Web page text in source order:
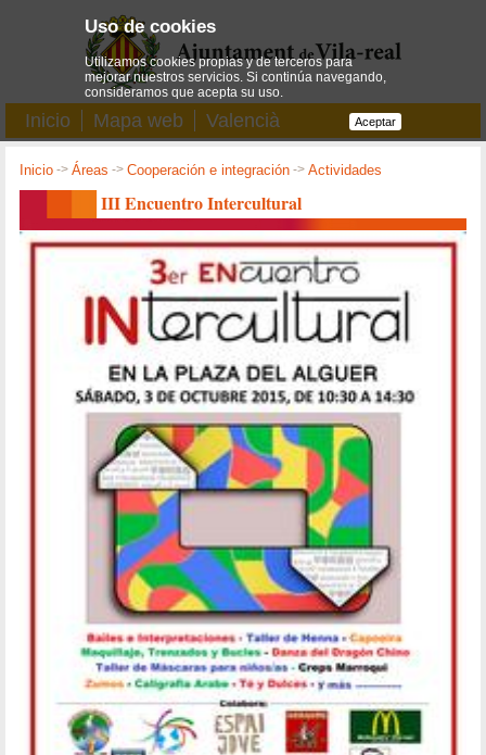
Inicio Mapa web Valencià
Inicio ->Áreas ->Cooperación e integración ->Actividades
III Encuentro Intercultural
Uso de cookies
Utilizamos cookies propias y de terceros para
mejorar nuestros servicios. Si continúa navegando,
consideramos que acepta su uso.
Aceptar